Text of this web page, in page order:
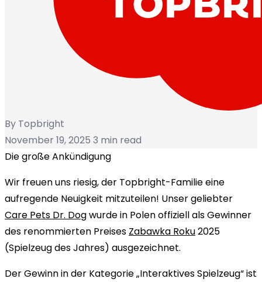
By Topbright
November 19, 2025 3 min read
Die große Ankündigung
Wir freuen uns riesig, der Topbright-Familie eine
aufregende Neuigkeit mitzuteilen! Unser geliebter
Care Pets Dr. Dogwurde in Polen offiziell als Gewinner
des renommierten Preises Zabawka Roku2025
(Spielzeug des Jahres) ausgezeichnet.
Der Gewinn in der Kategorie „Interaktives Spielzeug“ ist